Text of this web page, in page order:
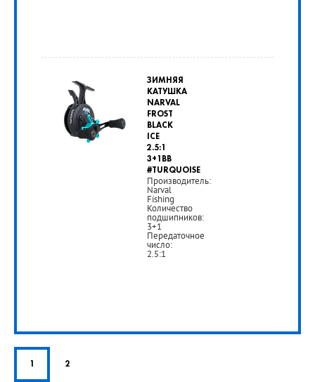
3
250
руб.
РУБ
ЗИМНЯЯ
КАТУШКА
NARVAL
FROST
BLACK
ICE
2.5:1
3+1BB
#TURQUOISE
Производитель:
Narval
Fishing
Количество
подшипников:
3+1
Передаточное
число:
2.5:1
1 2